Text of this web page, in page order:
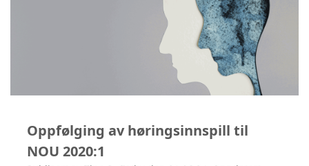
Oppfølging av høringsinnspill til
NOU 2020:1